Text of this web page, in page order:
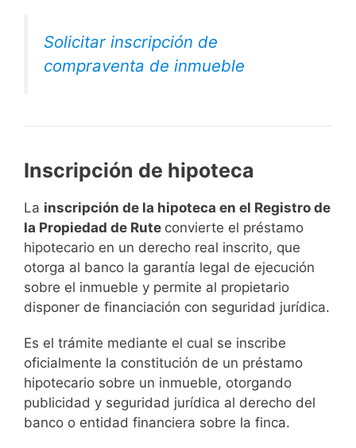
Solicitar inscripción de
compraventa de inmueble
Inscripción de hipoteca
La inscripción de la hipoteca en el Registro de
la Propiedad de Rute convierte el préstamo
hipotecario en un derecho real inscrito, que
otorga al banco la garantía legal de ejecución
sobre el inmueble y permite al propietario
disponer de financiación con seguridad jurídica.
Es el trámite mediante el cual se inscribe
oficialmente la constitución de un préstamo
hipotecario sobre un inmueble, otorgando
publicidad y seguridad jurídica al derecho del
banco o entidad financiera sobre la finca.